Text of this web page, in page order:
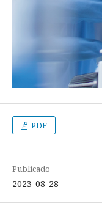
PDF
Publicado
2023-08-28